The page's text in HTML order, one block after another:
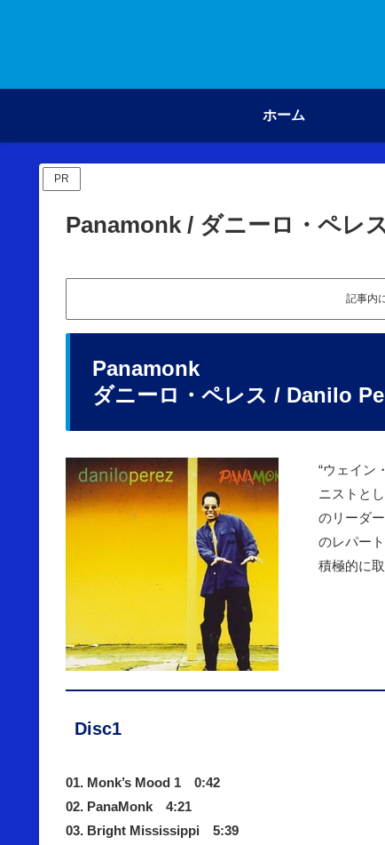
ホーム
PR
Panamonk / ダニーロ・ペレ
記事内
Panamonk
ダニーロ・ペレス / Danilo
“ウェイン
ニストと
のリーダ
のレパー
積極的に
Disc1
01. Monk’s Mood 1 0:42
02. PanaMonk 4:21
03. Bright Mississippi 5:39